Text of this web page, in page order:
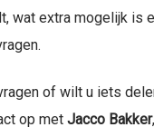
wat extra mogelijk is
of wilt u iets
op met Jacco Bakker